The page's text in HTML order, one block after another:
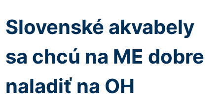
Slovenské akvabely
sa chcú na ME dobre
naladiť na OH